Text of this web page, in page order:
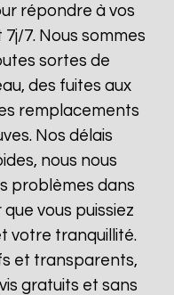
répondre à vos
7. Nous sommes
sortes de
des fuites aux
remplacements
Nos délais
nous nous
problèmes dans
vous puissiez
votre tranquillité.
et transparents,
gratuits et sans